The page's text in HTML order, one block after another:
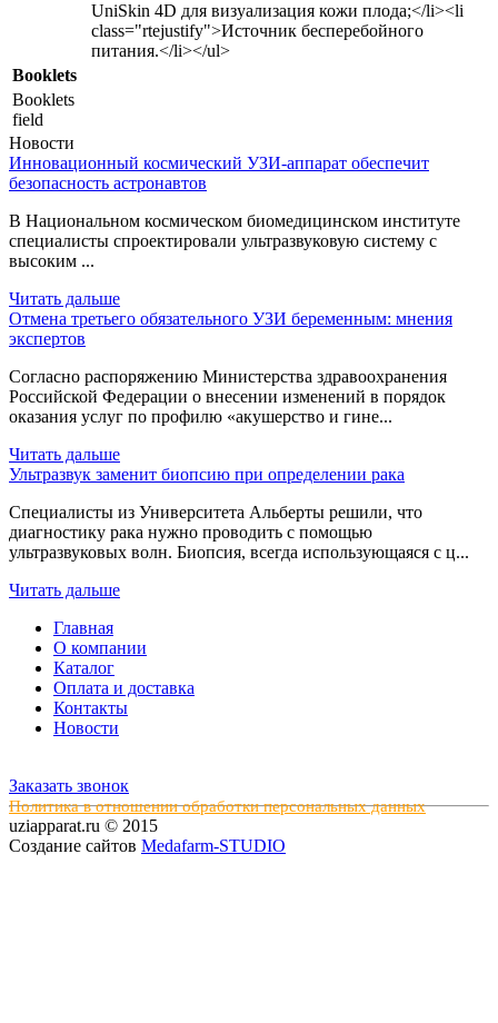
UniSkin 4D для визуализация кожи плода;</li><li
class="rtejustify">Источник бесперебойного
питания.</li></ul>
Booklets
Booklets
field
Новости
Инновационный космический УЗИ-аппарат обеспечит
безопасность астронавтов
В Национальном космическом биомедицинском институте
специалисты спроектировали ультразвуковую систему с
высоким ...
Читать дальше
Отмена третьего обязательного УЗИ беременным: мнения
экспертов
Согласно распоряжению Министерства здравоохранения
Российской Федерации о внесении изменений в порядок
оказания услуг по профилю «акушерство и гине...
Читать дальше
Ультразвук заменит биопсию при определении рака
Специалисты из Университета Альберты решили, что
диагностику рака нужно проводить с помощью
ультразвуковых волн. Биопсия, всегда использующаяся с ц...
Читать дальше
Главная
О компании
Каталог
Оплата и доставка
Контакты
Новости
Заказать звонок
Политика в отношении обработки персональных данных
uziapparat.ru © 2015
Создание сайтов Medafarm-STUDIO